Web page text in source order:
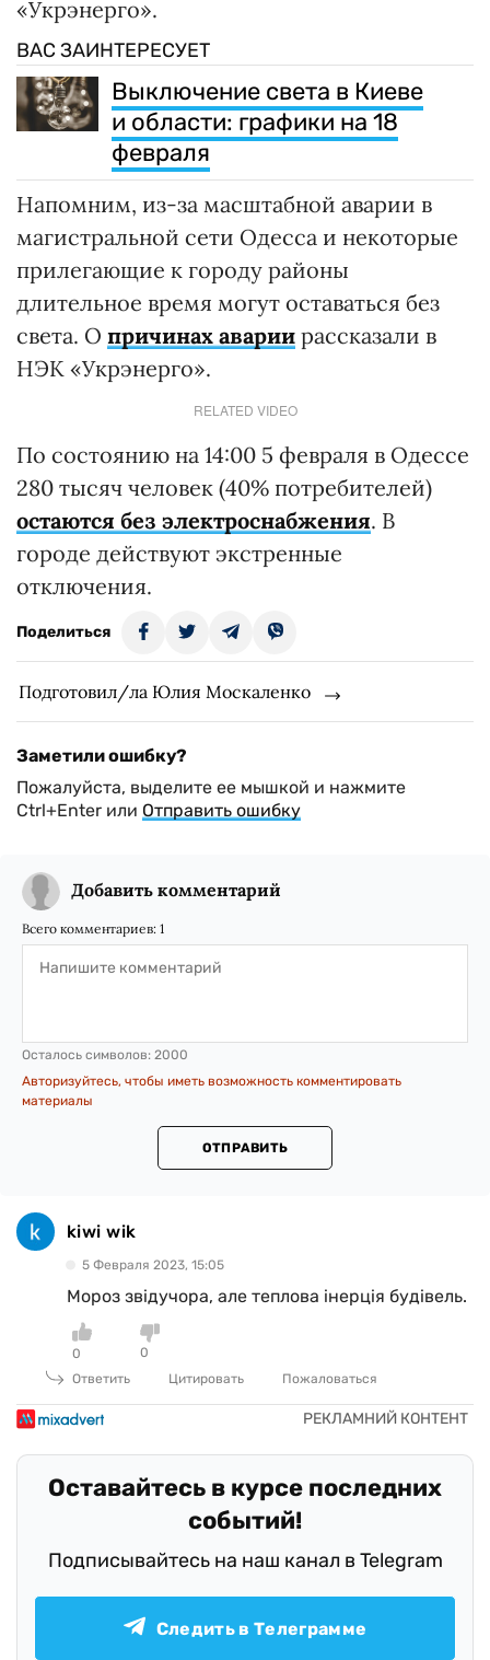
«Укрэнерго».
ВАС ЗАИНТЕРЕСУЕТ
Выключение света в Киеве
и области: графики на 18
февраля
Напомним, из-за масштабной аварии в
магистральной сети Одесса и некоторые
прилегающие к городу районы
длительное время могут оставаться без
света. О причинах аварии рассказали в
НЭК «Укрэнерго».
RELATED VIDEO
По состоянию на 14:00 5 февраля в Одессе
280 тысяч человек (40% потребителей)
остаются без электроснабжения. В
городе действуют экстренные
отключения.
Поделиться
Подготовил/ла Юлия Москаленко
Заметили ошибку?
Пожалуйста, выделите ее мышкой и нажмите
Ctrl+Enter или Отправить ошибку
Добавить комментарий
Всего комментариев: 1
Осталось символов: 2000
Авторизуйтесь, чтобы иметь возможность комментировать
материалы
ОТПРАВИТЬ
kiwi wik
5 Февраля 2023, 15:05
Мороз звідучора, але теплова інерція будівель.
0
0
Ответить
Цитировать Пожаловаться
Оставайтесь в курсе последних
событий!
Подписывайтесь на наш канал в Telegram
Следить в Телеграмме